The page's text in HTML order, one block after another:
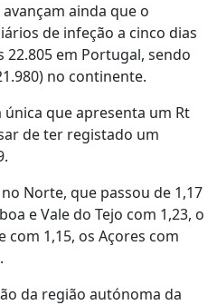
ainda que o
de infeção a cinco dias
22.805 em Portugal, sendo
no continente.
que apresenta um Rt
de ter registado um
Norte, que passou de 1,17
e Vale do Tejo com 1,23, o
com 1,15, os Açores com
da região autónoma da